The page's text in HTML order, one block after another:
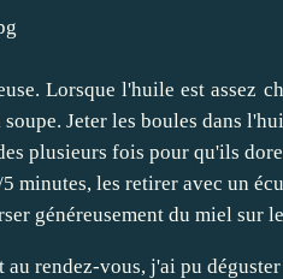
Lorsque l'huile est assez
Jeter les boules dans
plusieurs fois pour qu'ils
minutes, les retirer avec un
généreusement du miel sur
au rendez-vous, j'ai pu